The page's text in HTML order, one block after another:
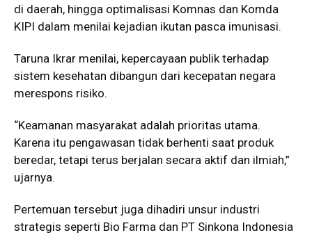
di daerah, hingga optimalisasi Komnas dan Komda
KIPI dalam menilai kejadian ikutan pasca imunisasi.
Taruna Ikrar menilai, kepercayaan publik terhadap
sistem kesehatan dibangun dari kecepatan negara
merespons risiko.
“Keamanan masyarakat adalah prioritas utama.
Karena itu pengawasan tidak berhenti saat produk
beredar, tetapi terus berjalan secara aktif dan ilmiah,”
ujarnya.
Pertemuan tersebut juga dihadiri unsur industri
strategis seperti Bio Farma dan PT Sinkona Indonesia